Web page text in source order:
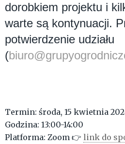
dorobkiem projektu i
warte są kontynuacji.
potwierdzenie udziału
(
Termin: środa, 15 kwietnia
Godzina: 13:00-14:00
Platforma: Zoom 👉 link do